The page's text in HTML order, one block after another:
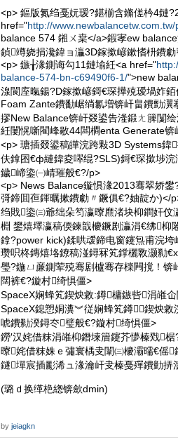
<p> 鏂版氮绉戞妧瑷?鍖椾含鏅傞枔4鏈
href="http://
balance 574 鎺ㄨ枽</a>鍜宯ew
鍞竴娆捐瀺鍏ョ灜3D鎵撳嵃鏉愭枡鐨
<p> 鏃╁湪鍘诲勾11鏈堬紝<a href="
balance-574-bn-c69490f6-1/">new
湶閬庢暣鍚?D鎵撳嵃鎶€琛撶殑瑷堝妰
Foam Zante鐨勫崌绱氱増锛屽畠鐨勯
摎New Balance锛屽叕鍙告湰鍛ㄤ簲闅
紝闄愰噺閵峰敭44闆橺enta Generate
<p> 瑭插叕鍙稿皣浣跨敤3D Systems鍏
伕鎿囨€ф縺鍏夌噿绲?SLS)鎶€琛撳埗
鐬崹鍌㈠崝璀般€?/p>
<p> News Balance鏇惧湪2013骞翠娇
彁鍗囬亱鍕曞摗鐨勮〃鐝俱€?妯靛か)</
绉戝鍌㈢爺绌朵笉瀛曢爢渚块枊鐧奸
棩 鐢熺墿瀛稿偄鍊戠櫦鐝剧灜涓€绋
鎿?power kick)鍒哄叆鍗电窗鑳炰甫浣
瓒呮柊鏄熺垎鐐稿湴鐞冧笂鐣欐斁灏勬
璺?鍦ㄩ亷鍘荤殑骞剧櫨骞存檪闁撹！
闊裤€?鏇村绮惧僵>
SpaceX娴蜂笂鍥炴敹:鐏槦鏃呰涓嶉
SpaceX鎴愬姛瀵︾従娴蜂笂鐏鍥炴
唬鐨勬湀鐞冭璧般€?鏇村绮惧僵>
鐒′汉姹借粖涓嶉枊鐕堜篃鑳芥懜榛戣
曢姹借粖姝ｅ彇寰楀叏闈㈢櫦灞曘€傜
鐩墠宸插彲浠ュ湪瀹屽叏榛戞殫鐨勭
(璐ｄ换缂栬緫锛歛dmin)
by jeiagkn